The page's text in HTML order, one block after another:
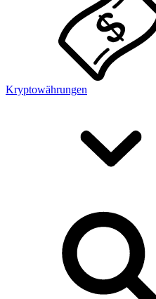
Kryptowährungen